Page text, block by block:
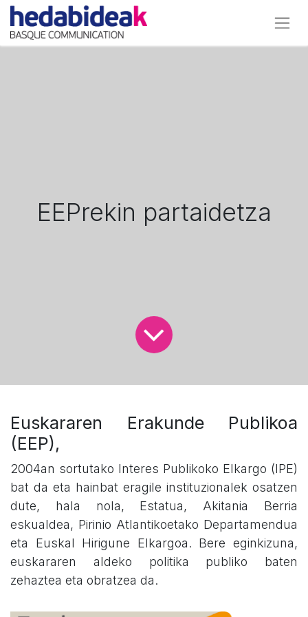
EEPrekin partaidetza
Euskararen Erakunde Publikoa
(EEP),
2004an sortutako Interes Publikoko Elkargo (IPE)
bat da eta hainbat eragile instituzionalek osatzen
dute, hala nola, Estatua, Akitania Berria
eskualdea, Pirinio Atlantikoetako Departamendua
eta Euskal Hirigune Elkargoa. Bere eginkizuna,
euskararen aldeko politika publiko baten
zehaztea eta obratzea da.